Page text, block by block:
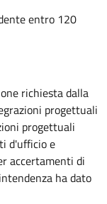
entro 120
richiesta dalla
progettuali
progettuali
d'ufficio e
accertamenti di
ha dato